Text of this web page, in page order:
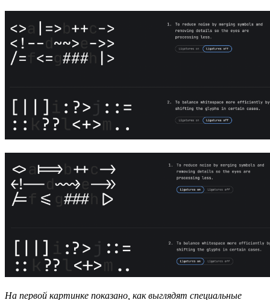
На первой картинке показано, как выглядят специальные